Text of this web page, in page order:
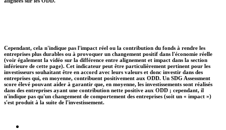
Cependant, cela n'indique pas l'impact réel ou la contribution du fonds à rendre les
entreprises plus durables ou à provoquer un changement positif dans l'économie réelle
(voir également la vidéo sur la différence entre alignement et impact dans la section
inférieure de cette page). Cet indicateur peut être particulièrement pertinent pour les
investisseurs souhaitant être en accord avec leurs valeurs et donc investir dans des
entreprises qui, en moyenne, contribuent positivement aux ODD. Un SDG Assessment
score élevé pouvant aider à garantir que, en moyenne, les investissements sont réalisés
dans des entreprises ayant une contribution nette positive aux ODD ; cependant, il
n'indique pas qu'un changement de comportement des entreprises (soit un « impact »)
s'est produit à la suite de l'investissement.